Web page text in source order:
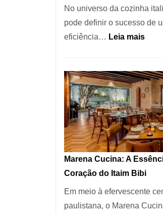
Quer
Resolver
Isso
No universo da cozinha
pode definir o sucesso de
eficiência… Leia mais:
o
Ideal
para
sua
Marena Cucina: A
Coração do Itaim Bibi
Em meio à efervescente
paulistana, o Marena